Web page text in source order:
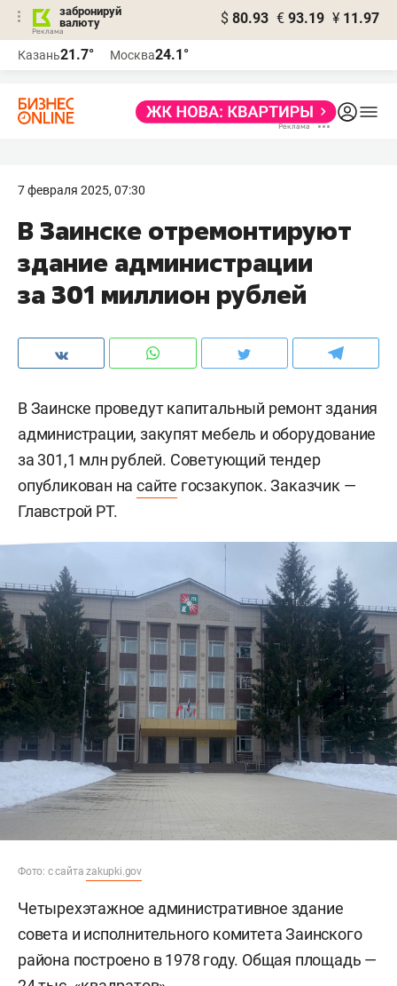
забронируй
валюту
$ 80.93 € 93.19 ¥ 11.97
Казань21.7° Москва24.1°
7 февраля 2025, 07:30
В Заинске отремонтируют
здание администрации
за 301 миллион рублей
В Заинске проведут капитальный ремонт здания
администрации, закупят мебель и оборудование
за 301,1 млн рублей. Советующий тендер
опубликован насайте госзакупок. Заказчик —
Главстрой РТ.
Фото: с сайтаzakupki.gov
Четырехэтажное административное здание
совета и исполнительного комитета Заинского
района построено в 1978 году. Общая площадь —